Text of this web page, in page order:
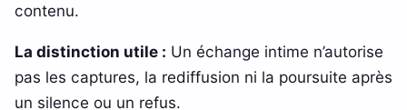
contenu.
La distinction utile : Un échange intime n’autorise
pas les captures, la rediffusion ni la poursuite après
un silence ou un refus.